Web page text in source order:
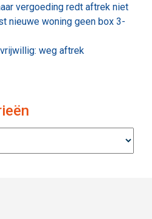
vergoeding redt aftrek niet
nieuwe woning geen box 3-
weg aftrek